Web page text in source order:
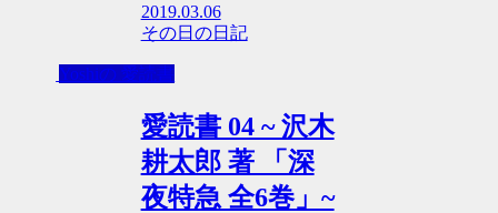
2019.03.06
その日の日記
Yoshiの 愛読書
愛読書 04 ~ 沢木
耕太郎 著 「深
夜特急 全6巻」~